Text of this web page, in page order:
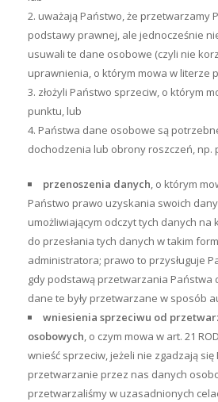
uważają Państwo, że przetwarzamy
podstawy prawnej, ale jednocześnie
usuwali te dane osobowe (czyli nie
uprawnienia, o którym mowa w literze
złożyli Państwo sprzeciw, o którym
punktu, lub
Państwa dane osobowe są
dochodzenia lub obrony roszczeń, np.
przenoszenia danych, o którym
Państwo prawo uzyskania swoich
umożliwiającym odczyt tych danych
do przesłania tych danych w takim
administratora; prawo to przysługuje
gdy podstawą przetwarzania Państwa
dane te były przetwarzane w sposób
wniesienia sprzeciwu od
osobowych, o czym mowa w art. 21
wnieść sprzeciw, jeżeli nie zgadzają się
przetwarzanie przez nas danych
przetwarzaliśmy w uzasadnionych